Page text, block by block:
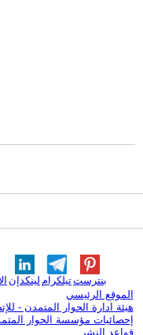
لينكدإن تيلكرامبنترست
الموقع الرئيسي
هيئة ادارة الحوار المتمدن -
إحصائيات مؤسسة الحوار
قواعد النشر